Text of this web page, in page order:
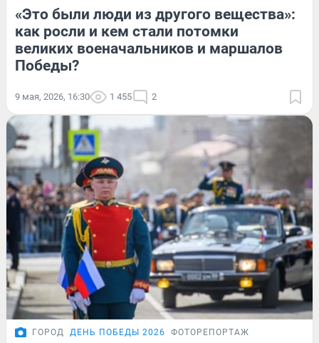
«Это были люди из другого вещества»:
как росли и кем стали потомки
великих военачальников и маршалов
Победы?
9 мая, 2026, 16:30 1 455 2
ГОРОД ДЕНЬ ПОБЕДЫ 2026 ФОТОРЕПОРТАЖ